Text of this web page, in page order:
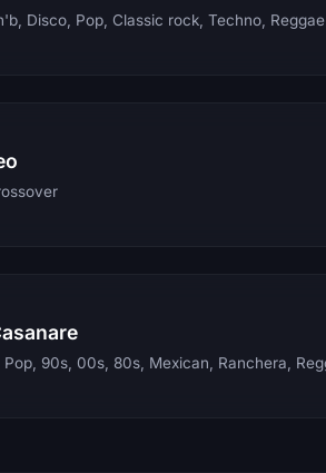
Disco, Pop, Classic rock, Techno, Reggae